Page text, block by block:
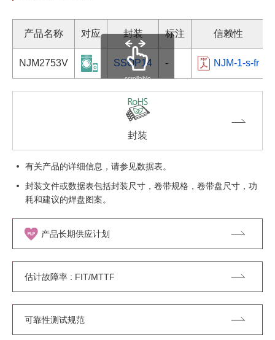
产品名称 对应 封装 标注 信赖性
NJM2753V SSOP14 - NJM-1-s-fr
scrollable
封装
有关产品的详细信息，请参见数据表。
封装文件或数据表包括封装尺寸，卷带规格，卷带盘尺寸，功
耗和建议的焊盘图案。
产品长期供应计划
估计故障率 : FIT/MTTF
可靠性测试规范